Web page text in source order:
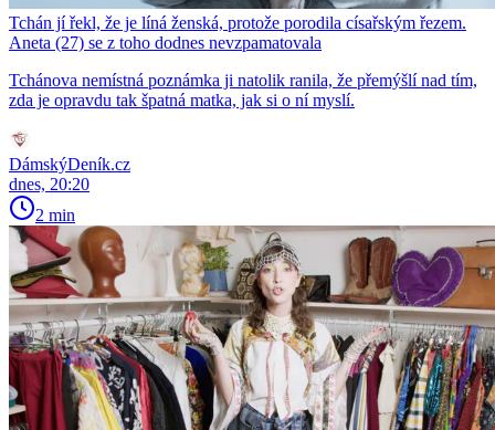
Tchán jí řekl, že je líná ženská, protože porodila císařským řezem.
Aneta (27) se z toho dodnes nevzpamatovala
Tchánova nemístná poznámka ji natolik ranila, že přemýšlí nad tím,
zda je opravdu tak špatná matka, jak si o ní myslí.
DámskýDeník.cz
dnes, 20:20
2 min